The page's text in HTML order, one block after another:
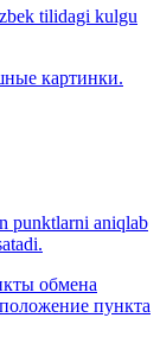
tilidagi kulgu
картинки.
punktlarni aniqlab
обмена
пункта